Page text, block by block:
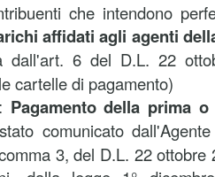
che intendono
affidati agli agenti
dall'art. 6 del D.L. 22
cartelle di pagamento)
Pagamento della prima
comunicato
3, del D.L. 22 ottobre